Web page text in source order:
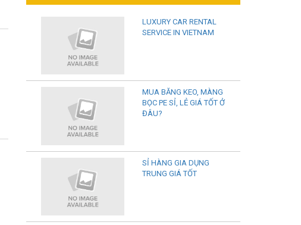
LUXURY CAR RENTAL
SERVICE IN VIETNAM
MUA BĂNG KEO, MÀNG
BỌC PE SỈ, LẺ GIÁ TỐT Ở
ĐÂU?
SỈ HÀNG GIA DỤNG
TRUNG GIÁ TỐT